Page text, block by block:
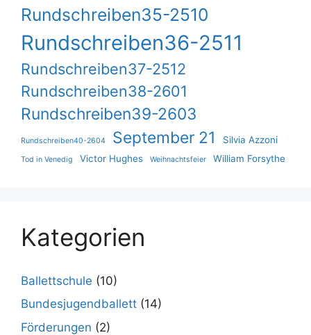
Rundschreiben35-2510
Rundschreiben36-2511
Rundschreiben37-2512
Rundschreiben38-2601
Rundschreiben39-2603
Rundschreiben40-2604 September 21 Silvia Azzoni
Tod in Venedig Victor Hughes Weihnachtsfeier William Forsythe
Kategorien
Ballettschule (10)
Bundesjugendballett (14)
Förderungen (2)